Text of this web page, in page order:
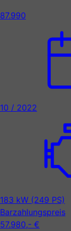
87.990
10 / 2022
183 kW (249 PS)
Barzahlungspreis
57.980,- €